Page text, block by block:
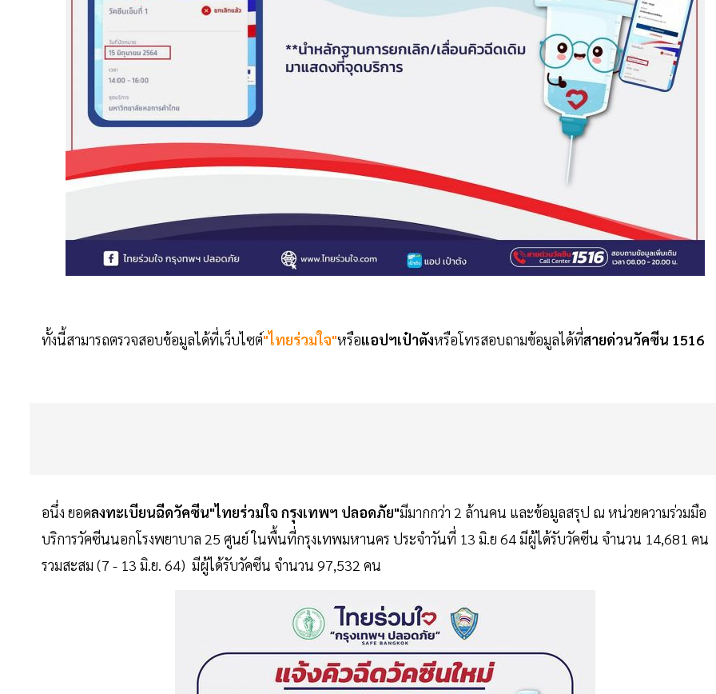
ทั้งนี้สามารถตรวจสอบข้อมูลได้ที่เว็บไซต์"ไทยร่วมใจ"หรือแอปฯเป๋าตังหรือโทรสอบถามข้อมูลได้ที่สายด่วนวัคซีน 1516
อนึ่ง ยอดลงทะเบียนฉีดวัคซีน"ไทยร่วมใจ กรุงเทพฯ ปลอดภัย"มีมากกว่า 2 ล้านคน และข้อมูลสรุป ณ หน่วยความร่วมมือ
บริการวัคซีนนอกโรงพยาบาล 25 ศูนย์ ในพื้นที่กรุงเทพมหานคร ประจำวันที่ 13 มิ.ย 64 มีผู้ได้รับวัคซีน จำนวน 14,681 คน
รวมสะสม (7 - 13 มิ.ย. 64) มีผู้ได้รับวัคซีน จำนวน 97,532 คน